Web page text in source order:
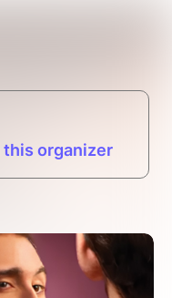
organizer